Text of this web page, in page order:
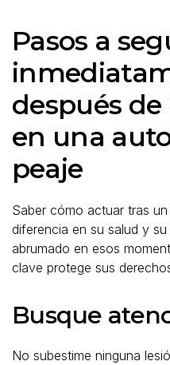
Pasos a
después
en una
peaje
Saber cómo actuar tras
diferencia en su salud y
abrumado en esos
clave protege sus
Busque
No subestime ninguna